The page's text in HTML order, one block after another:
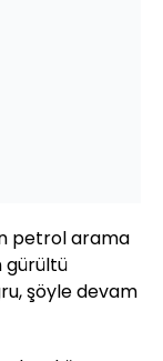
petrol arama
gürültü
şöyle devam